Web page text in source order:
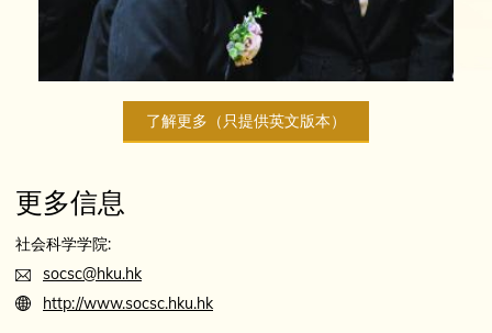
了解更多（只提供英文版本）
更多信息
社会科学学院:
socsc@hku.hk
http://www.socsc.hku.hk